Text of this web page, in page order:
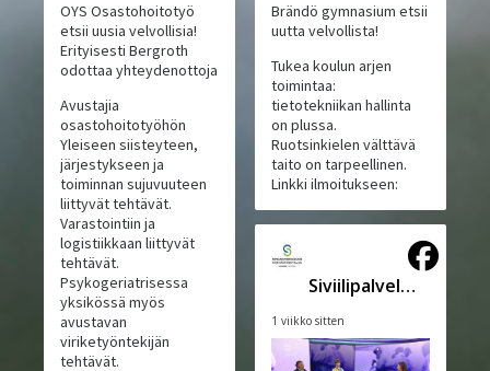
OYS Osastohoitotyö
etsii uusia velvollisia!
Erityisesti Bergroth
odottaa yhteydenottoja
Avustajia
osastohoitotyöhön
Yleiseen siisteyteen,
järjestykseen ja
toiminnan sujuvuuteen
liittyvät tehtävät.
Varastointiin ja
logistiikkaan liittyvät
tehtävät.
Psykogeriatrisessa
yksikössä myös
avustavan
viriketyöntekijän
tehtävät.
Brändö gymnasium etsii
uutta velvollista!
Tukea koulun arjen
toimintaa:
tietotekniikan hallinta
on plussa.
Ruotsinkielen välttävä
taito on tarpeellinen.
Linkki ilmoitukseen:
Siviilipalveluskeskus
1 viikko sitten